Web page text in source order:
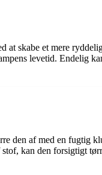
skabe et mere
levetid. Endelig
den af med en fugtig
kan den forsigtigt